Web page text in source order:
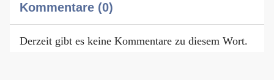
Kommentare (0)
Derzeit gibt es keine Kommentare zu diesem Wort.